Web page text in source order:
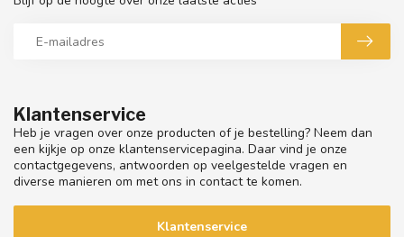
Klantenservice
Heb je vragen over onze producten of je bestelling? Neem dan
een kijkje op onze klantenservicepagina. Daar vind je onze
contactgegevens, antwoorden op veelgestelde vragen en
diverse manieren om met ons in contact te komen.
Klantenservice